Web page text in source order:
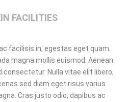
FACILITIES
facilisis in, egestas eget quam.
magna mollis euismod. Aenean
consectetur. Nulla vitae elit libero,
sed diam eget risus varius
Cras justo odio, dapibus ac